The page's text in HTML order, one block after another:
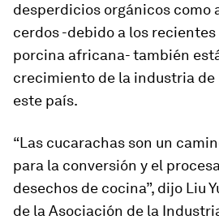
desperdicios orgánicos como
cerdos -debido a los
porcina africana- también
crecimiento de la industria de
este país.
“Las cucarachas son un
para la conversión y el
desechos de cocina”, dijo Liu
de la Asociación de la